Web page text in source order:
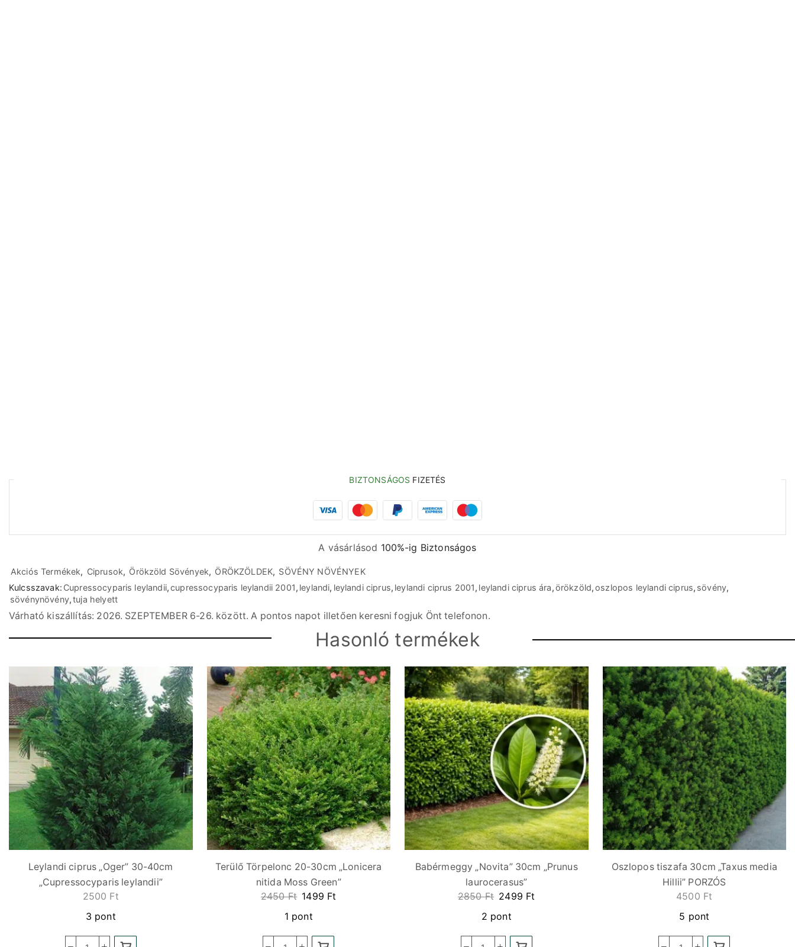
BIZTONSÁGOS FIZETÉS
A vásárlásod 100%-ig Biztonságos
Akciós Termékek, Ciprusok, Örökzöld Sövények, ÖRÖKZÖLDEK, SÖVÉNY NÖVÉNYEK
Kulcsszavak: Cupressocyparis leylandii,cupressocyparis leylandii 2001, leylandi, leylandi ciprus, leylandi ciprus 2001, leylandi ciprus ára,örökzöld,oszlopos leylandi ciprus, sövény,
sövénynövény,tuja helyett
Várható kiszállítás: 2026. SZEPTEMBER 6-26. között. A pontos napot illetően keresni fogjuk Önt telefonon.
Hasonló termékek
Leylandi ciprus „Oger” 30-40cm
„Cupressocyparis leylandii”
2500 Ft
3 pont
Terülő Törpelonc 20-30cm „Lonicera
nitida Moss Green”
2450Ft 1499 Ft
1 pont
Babérmeggy „Novita” 30cm „Prunus
laurocerasus”
2850Ft 2499 Ft
2 pont
Oszlopos tiszafa 30cm „Taxus media
Hillii” PORZÓS
4500 Ft
5 pont